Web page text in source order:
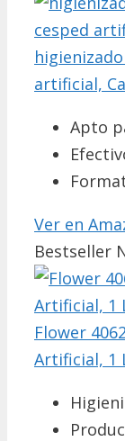
artificial,
Apto
Ver en
Bestseller
Flower
Artificial, 1